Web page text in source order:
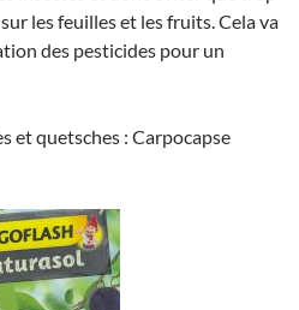
les feuilles et les fruits. Cela va
des pesticides pour un
et quetsches : Carpocapse